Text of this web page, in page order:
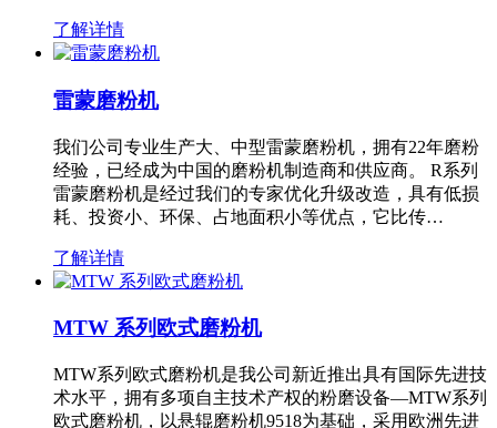
了解详情
雷蒙磨粉机
我们公司专业生产大、中型雷蒙磨粉机，拥有22年磨粉
经验，已经成为中国的磨粉机制造商和供应商。 R系列
雷蒙磨粉机是经过我们的专家优化升级改造，具有低损
耗、投资小、环保、占地面积小等优点，它比传…
了解详情
MTW 系列欧式磨粉机
MTW系列欧式磨粉机是我公司新近推出具有国际先进技
术水平，拥有多项自主技术产权的粉磨设备—MTW系列
欧式磨粉机，以悬辊磨粉机9518为基础，采用欧洲先进